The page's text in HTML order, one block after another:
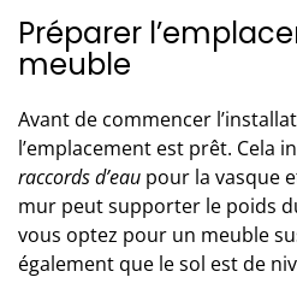
Préparer
meuble
Avant de commencer
l’emplacement est prêt. Cela
raccords d’eau pour la vasque
mur peut supporter le poids
vous optez pour un meuble
également que le sol est de